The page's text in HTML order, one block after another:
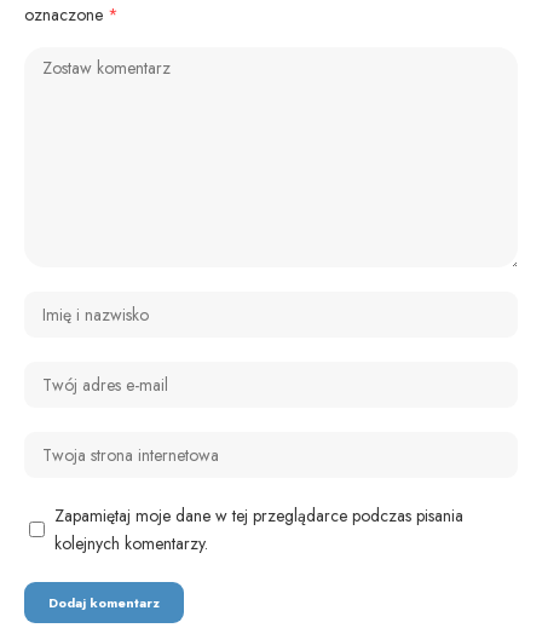
oznaczone *
Zapamiętaj moje dane w tej przeglądarce podczas pisania
kolejnych komentarzy.